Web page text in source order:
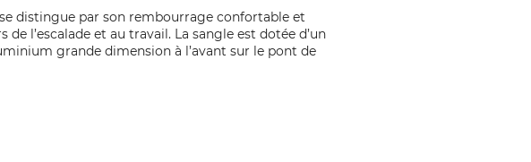
distingue par son rembourrage confortable et
l’escalade et au travail. La sangle est dotée d’un
grande dimension à l’avant sur le pont de